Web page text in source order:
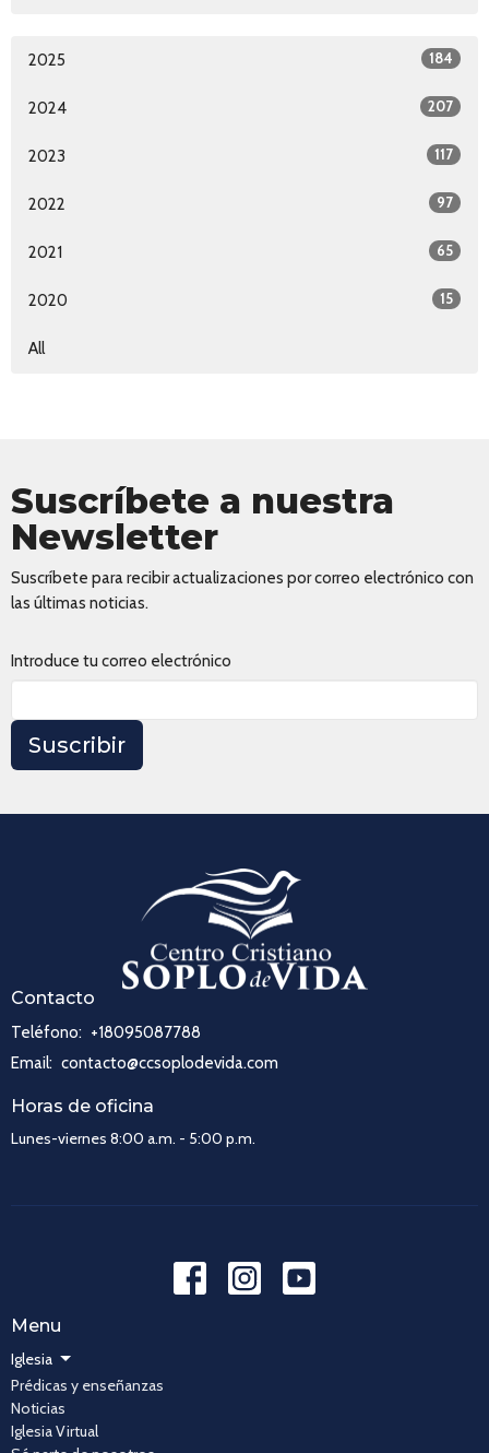
2025 184
2024 207
2023 117
2022 97
2021 65
2020 15
All
Suscríbete a nuestra
Newsletter
Suscríbete para recibir actualizaciones por correo electrónico con
las últimas noticias.
Introduce tu correo electrónico
Suscribir
Contacto
Teléfono: +18095087788
Email: contacto@ccsoplodevida.com
Horas de oficina
Lunes-viernes 8:00 a.m. - 5:00 p.m.
Menu
Iglesia
Prédicas y enseñanzas
Noticias
Iglesia Virtual